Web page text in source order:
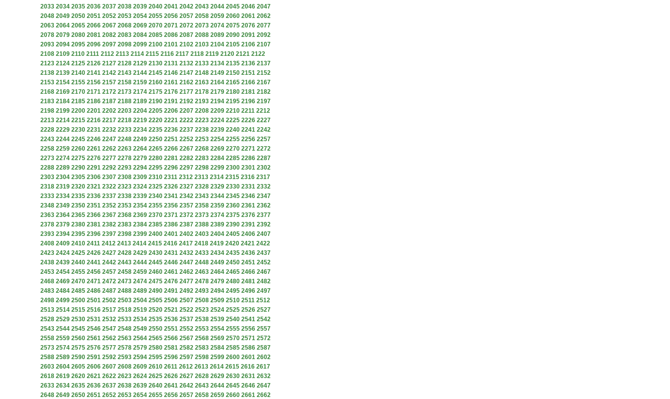
2033 2034 2035 2036 2037 2038 2039 2040 2041 2042 2043 2044 2045 2046 2047
2048 2049 2050 2051 2052 2053 2054 2055 2056 2057 2058 2059 2060 2061 2062
2063 2064 2065 2066 2067 2068 2069 2070 2071 2072 2073 2074 2075 2076 2077
2078 2079 2080 2081 2082 2083 2084 2085 2086 2087 2088 2089 2090 2091 2092
2093 2094 2095 2096 2097 2098 2099 2100 2101 2102 2103 2104 2105 2106 2107
2108 2109 2110 2111 2112 2113 2114 2115 2116 2117 2118 2119 2120 2121 2122
2123 2124 2125 2126 2127 2128 2129 2130 2131 2132 2133 2134 2135 2136 2137
2138 2139 2140 2141 2142 2143 2144 2145 2146 2147 2148 2149 2150 2151 2152
2153 2154 2155 2156 2157 2158 2159 2160 2161 2162 2163 2164 2165 2166 2167
2168 2169 2170 2171 2172 2173 2174 2175 2176 2177 2178 2179 2180 2181 2182
2183 2184 2185 2186 2187 2188 2189 2190 2191 2192 2193 2194 2195 2196 2197
2198 2199 2200 2201 2202 2203 2204 2205 2206 2207 2208 2209 2210 2211 2212
2213 2214 2215 2216 2217 2218 2219 2220 2221 2222 2223 2224 2225 2226 2227
2228 2229 2230 2231 2232 2233 2234 2235 2236 2237 2238 2239 2240 2241 2242
2243 2244 2245 2246 2247 2248 2249 2250 2251 2252 2253 2254 2255 2256 2257
2258 2259 2260 2261 2262 2263 2264 2265 2266 2267 2268 2269 2270 2271 2272
2273 2274 2275 2276 2277 2278 2279 2280 2281 2282 2283 2284 2285 2286 2287
2288 2289 2290 2291 2292 2293 2294 2295 2296 2297 2298 2299 2300 2301 2302
2303 2304 2305 2306 2307 2308 2309 2310 2311 2312 2313 2314 2315 2316 2317
2318 2319 2320 2321 2322 2323 2324 2325 2326 2327 2328 2329 2330 2331 2332
2333 2334 2335 2336 2337 2338 2339 2340 2341 2342 2343 2344 2345 2346 2347
2348 2349 2350 2351 2352 2353 2354 2355 2356 2357 2358 2359 2360 2361 2362
2363 2364 2365 2366 2367 2368 2369 2370 2371 2372 2373 2374 2375 2376 2377
2378 2379 2380 2381 2382 2383 2384 2385 2386 2387 2388 2389 2390 2391 2392
2393 2394 2395 2396 2397 2398 2399 2400 2401 2402 2403 2404 2405 2406 2407
2408 2409 2410 2411 2412 2413 2414 2415 2416 2417 2418 2419 2420 2421 2422
2423 2424 2425 2426 2427 2428 2429 2430 2431 2432 2433 2434 2435 2436 2437
2438 2439 2440 2441 2442 2443 2444 2445 2446 2447 2448 2449 2450 2451 2452
2453 2454 2455 2456 2457 2458 2459 2460 2461 2462 2463 2464 2465 2466 2467
2468 2469 2470 2471 2472 2473 2474 2475 2476 2477 2478 2479 2480 2481 2482
2483 2484 2485 2486 2487 2488 2489 2490 2491 2492 2493 2494 2495 2496 2497
2498 2499 2500 2501 2502 2503 2504 2505 2506 2507 2508 2509 2510 2511 2512
2513 2514 2515 2516 2517 2518 2519 2520 2521 2522 2523 2524 2525 2526 2527
2528 2529 2530 2531 2532 2533 2534 2535 2536 2537 2538 2539 2540 2541 2542
2543 2544 2545 2546 2547 2548 2549 2550 2551 2552 2553 2554 2555 2556 2557
2558 2559 2560 2561 2562 2563 2564 2565 2566 2567 2568 2569 2570 2571 2572
2573 2574 2575 2576 2577 2578 2579 2580 2581 2582 2583 2584 2585 2586 2587
2588 2589 2590 2591 2592 2593 2594 2595 2596 2597 2598 2599 2600 2601 2602
2603 2604 2605 2606 2607 2608 2609 2610 2611 2612 2613 2614 2615 2616 2617
2618 2619 2620 2621 2622 2623 2624 2625 2626 2627 2628 2629 2630 2631 2632
2633 2634 2635 2636 2637 2638 2639 2640 2641 2642 2643 2644 2645 2646 2647
2648 2649 2650 2651 2652 2653 2654 2655 2656 2657 2658 2659 2660 2661 2662